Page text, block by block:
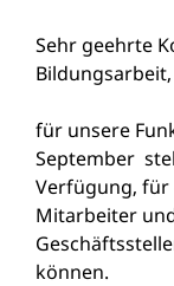
Sehr geehrte
Bildungsarbeit,
für unsere
September
Verfügung, für
Mitarbeiter
können.